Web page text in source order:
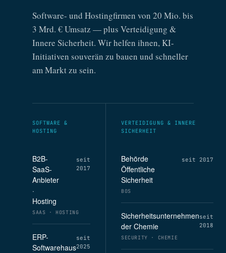
Software- und Hostingfirmen von 20 Mio. bis
3 Mrd. € Umsatz — plus Verteidigung &
Innere Sicherheit. Wir helfen ihnen, KI-
Initiativen souverän zu bauen und schneller
am Markt zu sein.
SOFTWARE &
HOSTING
B2B-
SaaS-
Anbieter
·
Hosting
seit
2017
SAAS · HOSTING
ERP-
Softwarehaus
seit
2025
VERTEIDIGUNG & INNERE
SICHERHEIT
Behörde
Öffentliche
Sicherheit
seit 2017
BOS
Sicherheitsunternehmen
der Chemie
seit
2018
SECURITY · CHEMIE